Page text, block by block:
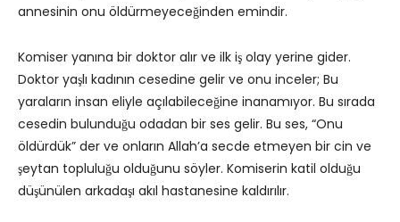
annesinin onu öldürmeyeceğinden emindir.
Komiser yanına bir doktor alır ve ilk iş olay yerine gider.
Doktor yaşlı kadının cesedine gelir ve onu inceler; Bu
yaraların insan eliyle açılabileceğine inanamıyor. Bu sırada
cesedin bulunduğu odadan bir ses gelir. Bu ses, “Onu
öldürdük” der ve onların Allah’a secde etmeyen bir cin ve
şeytan topluluğu olduğunu söyler. Komiserin katil olduğu
düşünülen arkadaşı akıl hastanesine kaldırılır.